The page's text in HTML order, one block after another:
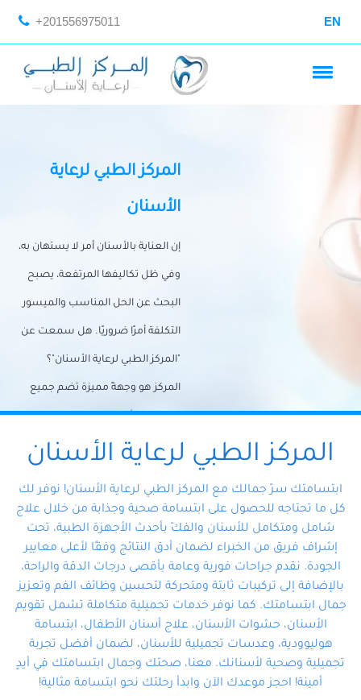
+201556975011 EN
المركز الطبي لرعاية
الأسنان
إن العناية بالأسنان أمر لا يستهان به،
وفي ظل تكاليفها المرتفعة، يصبح
البحث عن الحل المناسب والميسور
التكلفة أمرًا ضروريًا. هل سمعت عن
"المركز الطبي لرعاية الأسنان"؟
المركز هو وجهةً مميزة تضم جميع
احتياجات الأسنان تحت سقف واحد،
وتضمن لك حلاً شاملًا لجميع
المتخصص ذوي الخبرة، ستجد نفسك
في أيد أمينة تلبي احتياجاتك بكل
احترافية ودقة.
المركز الطبي لرعاية الأسنان
ابتسامتك سرّ جمالك مع المركز الطبي لرعاية الأسنان! نوفر لك
كل ما تحتاجه للحصول على ابتسامة صحية وجذابة من خلال علاج
شامل ومتكامل للأسنان والفكّ بأحدث الأجهزة الطبية، تحت
إشراف فريق من الخبراء لضمان أدق النتائج وفقًا لأعلى معايير
الجودة. نقدم جراحات فورية وعامة بأقصى درجات الدقة والراحة،
بالإضافة إلى تركيبات ثابتة ومتحركة لتحسين وظائف الفم وتعزيز
جمال ابتسامتك. كما نوفر خدمات تجميلية متكاملة تشمل تقويم
الأسنان، حشوات الأسنان، علاج أسنان الأطفال، ابتسامة
هوليوودية، وعدسات تجميلية للأسنان، لضمان أفضل تجربة
تجميلية وصحية لأسنانك. معنا، صحتك وجمال ابتسامتك في أيدٍ
أمينة! احجز موعدك الآن وابدأ رحلتك نحو ابتسامة مثالية!